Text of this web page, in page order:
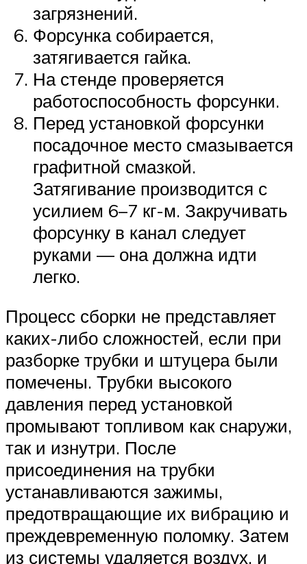
загрязнений.
Форсунка собирается,
затягивается гайка.
На стенде проверяется
работоспособность форсунки.
Перед установкой форсунки
посадочное место смазывается
графитной смазкой.
Затягивание производится с
усилием 6–7 кг-м. Закручивать
форсунку в канал следует
руками — она должна идти
легко.
Процесс сборки не представляет
каких-либо сложностей, если при
разборке трубки и штуцера были
помечены. Трубки высокого
давления перед установкой
промывают топливом как снаружи,
так и изнутри. После
присоединения на трубки
устанавливаются зажимы,
предотвращающие их вибрацию и
преждевременную поломку. Затем
из системы удаляется воздух, и